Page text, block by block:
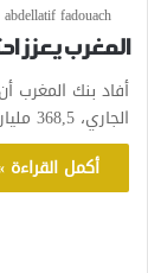
abdellatif fadouach
المغرب يعزز
الجاري، 368,5 مليار درهم، مسجلة شبه ركود، مقارنة بالأسبوع…
أكمل القراءة